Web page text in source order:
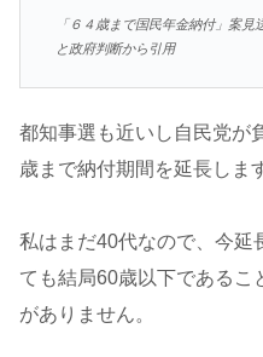
「６４歳まで国民年金納付」案
と政府判断から引用
都知事選も近いし自民党が
歳まで納付期間を延長しま
私はまだ40代なので、今延
ても結局60歳以下であるこ
がありません。